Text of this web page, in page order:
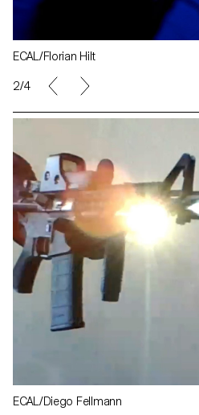
ECAL/Florian Hilt
2/4
ECAL/Diego Fellmann